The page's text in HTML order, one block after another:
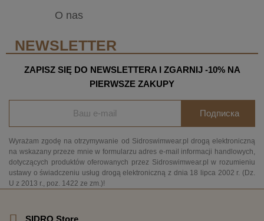
O nas
NEWSLETTER
ZAPISZ SIĘ DO NEWSLETTERA I ZGARNIJ -10% NA
PIERWSZE ZAKUPY
Подписка
Wyrażam zgodę na otrzymywanie od Sidroswimwear.pl drogą elektroniczną
na wskazany przeze mnie w formularzu adres e-mail informacji handlowych,
dotyczących produktów oferowanych przez Sidroswimwear.pl w rozumieniu
ustawy o świadczeniu usług drogą elektroniczną z dnia 18 lipca 2002 r. (Dz.
U z 2013 r., poz. 1422 ze zm.)!
SIDRO Store